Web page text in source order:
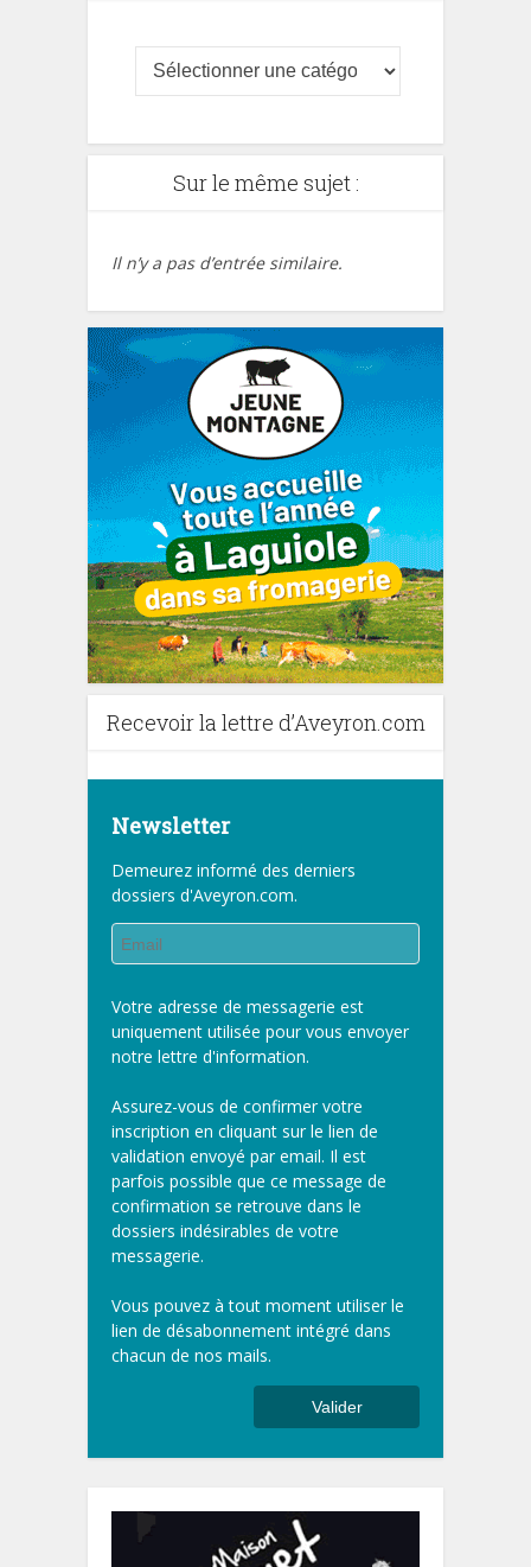
Sur le même sujet :
Il n’y a pas d’entrée similaire.
Recevoir la lettre d’Aveyron.com
Newsletter
Demeurez informé des derniers
dossiers d'Aveyron.com.
Votre adresse de messagerie est
uniquement utilisée pour vous envoyer
notre lettre d'information.
Assurez-vous de confirmer votre
inscription en cliquant sur le lien de
validation envoyé par email. Il est
parfois possible que ce message de
confirmation se retrouve dans le
dossiers indésirables de votre
messagerie.
Vous pouvez à tout moment utiliser le
lien de désabonnement intégré dans
chacun de nos mails.